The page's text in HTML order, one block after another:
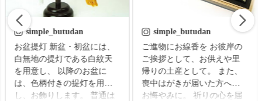
simple_butudan
ご進物にお線香を お彼岸の
ご挨拶として、お供えや里
帰りの土産として。 また、
喪中はがきが届いた方への
お悔やみに。 祈りの心を届
simple_butudan
【進物 ギフト 贈答用】 蜜蝋
夕映星月夜 桐箱 線香とろう
そくセット 仏さまへのお供
えの基本とされる、香・
華・灯。 「お線香の香り」